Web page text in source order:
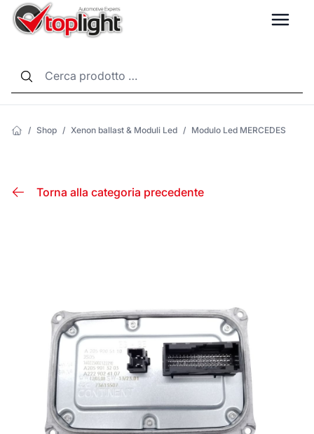
/ Shop / Xenon ballast & Moduli Led / Modulo Led MERCEDES
Torna alla categoria precedente